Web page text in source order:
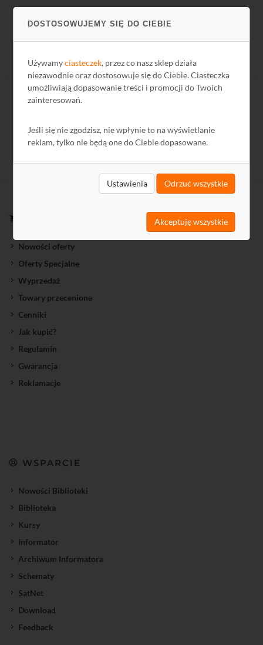
DOSTOSOWUJEMY SIĘ DO CIEBIE
Używamyciasteczek, przez co nasz sklep działa
niezawodnie oraz dostosowuje się do Ciebie. Ciasteczka
umożliwiają dopasowanie treści i promocji do Twoich
zainteresowań.
Jeśli się nie zgodzisz, nie wpłynie to na wyświetlanie
reklam, tylko nie będą one do Ciebie dopasowane.
Ustawienia Odrzuć wszystkie
Akceptuję wszystkie
Nowości oferty
Oferty Specjalne
Wyprzedaż
Towary przecenione
Cenniki
Jak kupić?
Regulamin
Gwarancja
Reklamacje
WSPARCIE
Nowości Biblioteki
Biblioteka
Kursy
Informator
Archiwum Informatora
Schematy
SatNet
Download
Feedback